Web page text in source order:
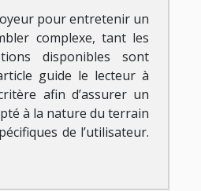
pour entretenir un
complexe, tant les
disponibles sont
guide le lecteur à
afin d’assurer un
à la nature du terrain
de l’utilisateur.